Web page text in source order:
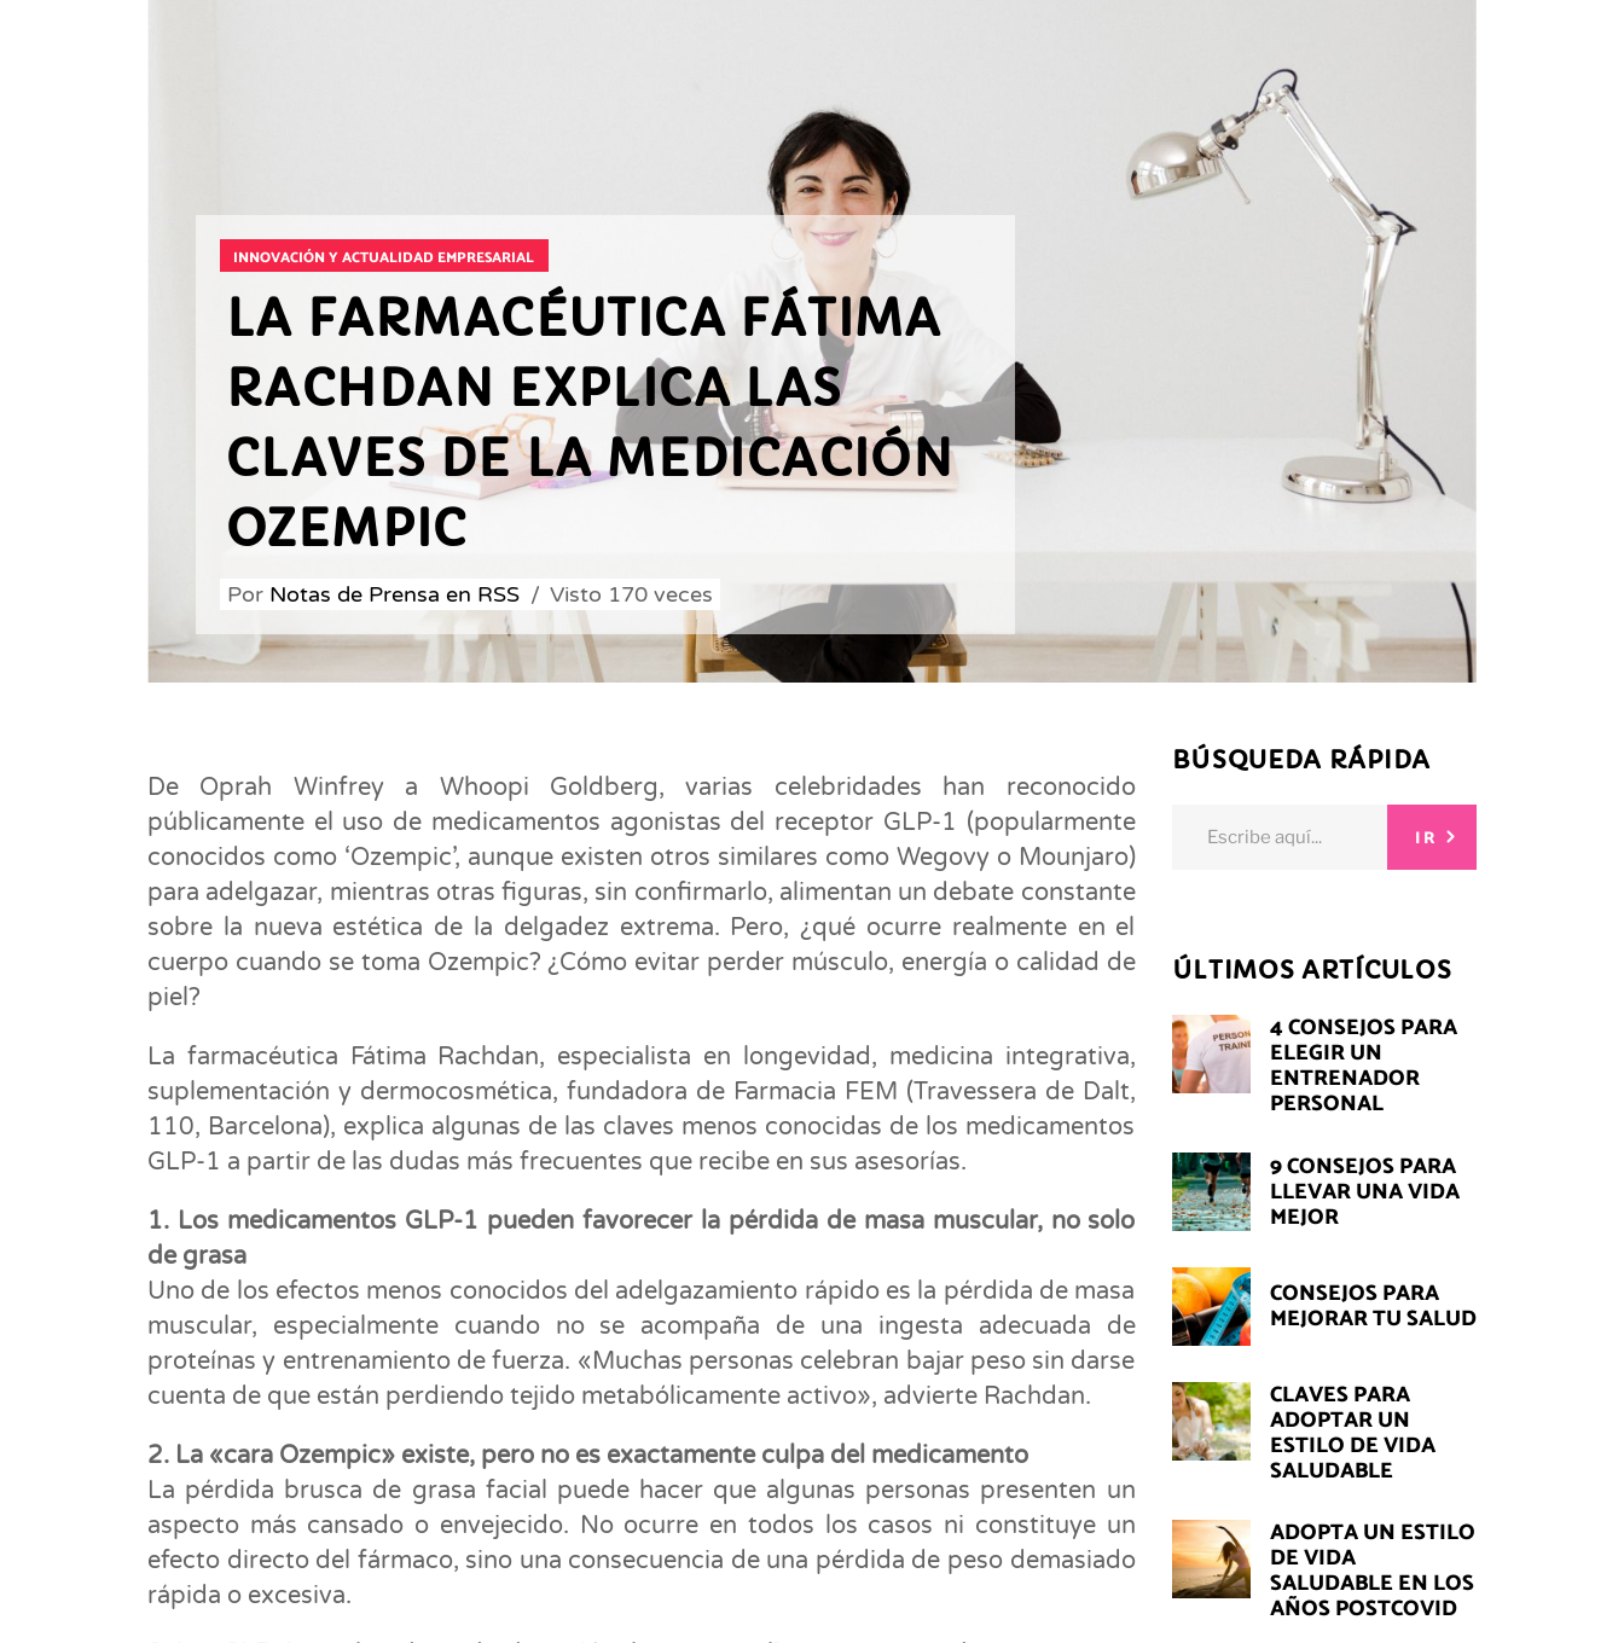
INNOVACIÓN Y ACTUALIDAD EMPRESARIAL
LA FARMACÉUTICA FÁTIMA
RACHDAN EXPLICA LAS
CLAVES DE LA MEDICACIÓN
OZEMPIC
Por Notas de Prensa en RSS Visto 170 veces
De Oprah Winfrey a Whoopi Goldberg, varias celebridades han reconocido
públicamente el uso de medicamentos agonistas del receptor GLP-1 (popularmente
conocidos como ‘Ozempic’, aunque existen otros similares como Wegovy o Mounjaro)
para adelgazar, mientras otras figuras, sin confirmarlo, alimentan un debate constante
sobre la nueva estética de la delgadez extrema. Pero, ¿qué ocurre realmente en el
cuerpo cuando se toma Ozempic? ¿Cómo evitar perder músculo, energía o calidad de
piel?
La farmacéutica Fátima Rachdan, especialista en longevidad, medicina integrativa,
suplementación y dermocosmética, fundadora de Farmacia FEM (Travessera de Dalt,
110, Barcelona), explica algunas de las claves menos conocidas de los medicamentos
GLP-1 a partir de las dudas más frecuentes que recibe en sus asesorías.
1. Los medicamentos GLP-1 pueden favorecer la pérdida de masa muscular, no solo
de grasa
Uno de los efectos menos conocidos del adelgazamiento rápido es la pérdida de masa
muscular, especialmente cuando no se acompaña de una ingesta adecuada de
proteínas y entrenamiento de fuerza. «Muchas personas celebran bajar peso sin darse
cuenta de que están perdiendo tejido metabólicamente activo», advierte Rachdan.
2. La «cara Ozempic» existe, pero no es exactamente culpa del medicamento
La pérdida brusca de grasa facial puede hacer que algunas personas presenten un
aspecto más cansado o envejecido. No ocurre en todos los casos ni constituye un
efecto directo del fármaco, sino una consecuencia de una pérdida de peso demasiado
rápida o excesiva.
BÚSQUEDA RÁPIDA
IR
ÚLTIMOS ARTÍCULOS
4 CONSEJOS PARA
ELEGIR UN
ENTRENADOR
PERSONAL
9 CONSEJOS PARA
LLEVAR UNA VIDA
MEJOR
CONSEJOS PARA
MEJORAR TU SALUD
CLAVES PARA
ADOPTAR UN
ESTILO DE VIDA
SALUDABLE
ADOPTA UN ESTILO
DE VIDA
SALUDABLE EN LOS
AÑOS POSTCOVID